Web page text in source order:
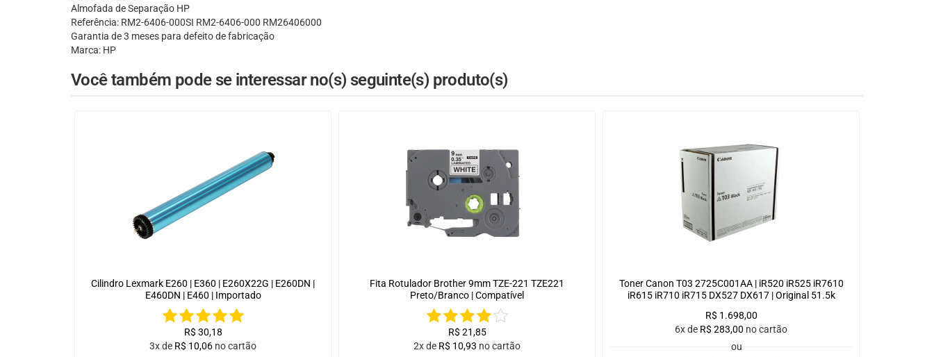
Almofada de Separação HP
Referência: RM2-6406-000SI RM2-6406-000 RM26406000
Garantia de 3 meses para defeito de fabricação
Marca: HP
Você também pode se interessar no(s) seguinte(s) produto(s)
Cilindro Lexmark E260 | E360 | E260X22G | E260DN |
E460DN | E460 | Importado
R$ 30,18
3x de R$ 10,06 no cartão
Fita Rotulador Brother 9mm TZE-221 TZE221
Preto/Branco | Compatível
R$ 21,85
2x de R$ 10,93 no cartão
Toner Canon T03 2725C001AA | iR520 iR525 iR7610
iR615 iR710 iR715 DX527 DX617 | Original 51.5k
R$ 1.698,00
6x de R$ 283,00 no cartão
ou